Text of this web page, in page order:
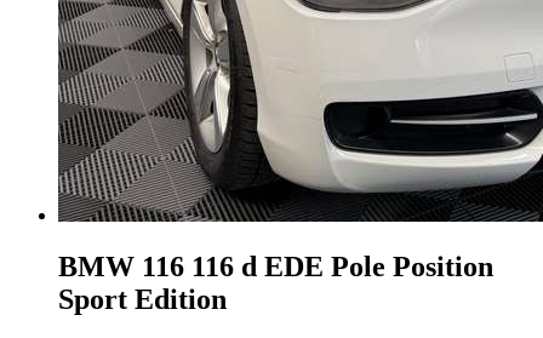
BMW 116 116 d EDE Pole Position
Sport Edition